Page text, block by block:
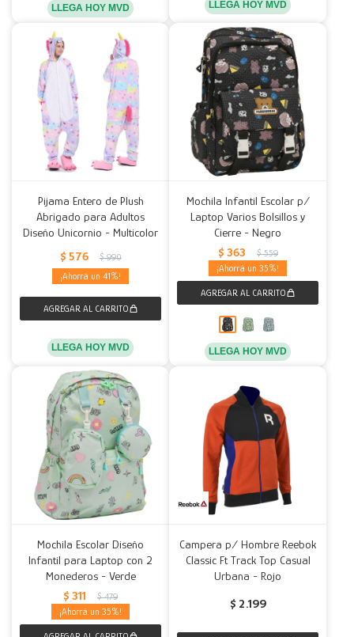
LLEGA HOY MVD LLEGA HOY MVD
Pijama Entero de Plush
Abrigado para Adultos
Diseño Unicornio - Multicolor
$ 576 $ 990
41
LLEGA HOY MVD
Mochila Infantil Escolar p/
Laptop Varios Bolsillos y
Cierre - Negro
$ 363 $ 559
35
LLEGA HOY MVD
Mochila Escolar Diseño
Infantil para Laptop con 2
Monederos - Verde
$ 311 $ 479
35
Campera p/ Hombre Reebok
Classic Ft Track Top Casual
Urbana - Rojo
$ 2.199